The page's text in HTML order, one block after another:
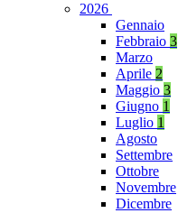
2026
Gennaio
Febbraio 3
Marzo
Aprile 2
Maggio 3
Giugno 1
Luglio 1
Agosto
Settembre
Ottobre
Novembre
Dicembre